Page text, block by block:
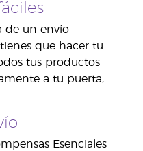
de un envío
que hacer tu
tus productos
a tu puerta,
Esenciales